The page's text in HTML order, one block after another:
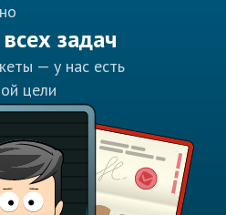
задач
— у нас есть
цели